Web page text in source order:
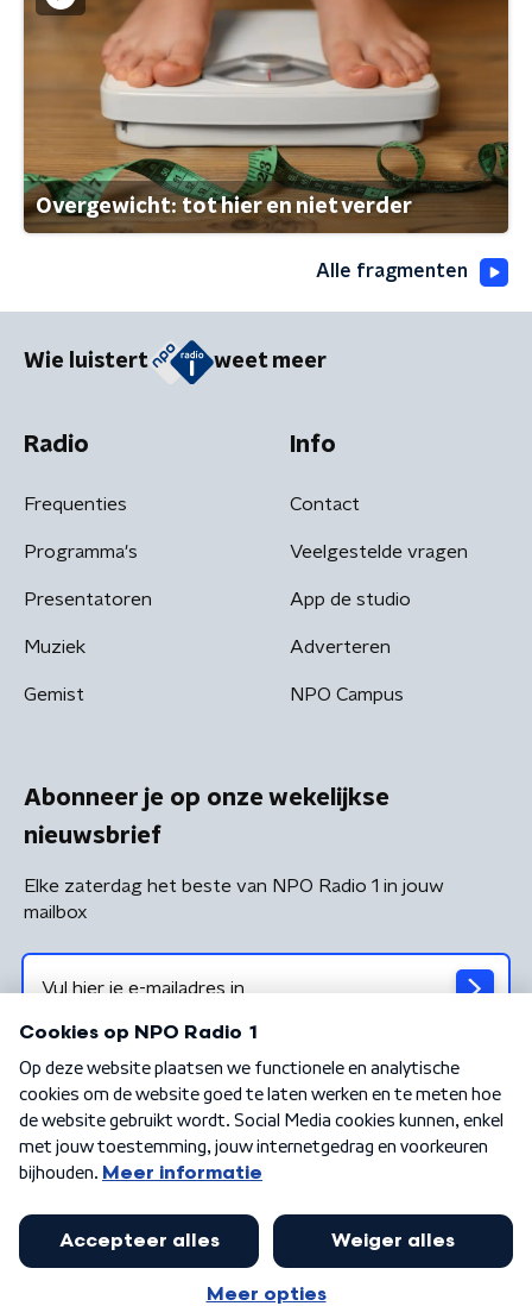
Overgewicht: tot hier en niet verder
Alle fragmenten
Wie luistert weet meer
Radio
Frequenties
Programma's
Presentatoren
Muziek
Gemist
Info
Contact
Veelgestelde vragen
App de studio
Adverteren
NPO Campus
Abonneer je op onze wekelijkse
nieuwsbrief
Elke zaterdag het beste van NPO Radio 1 in jouw
mailbox
Algemene voorwaarden